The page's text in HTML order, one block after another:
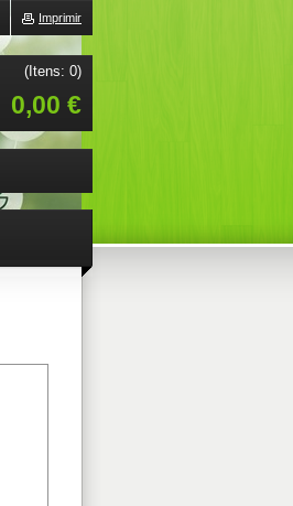
Imprimir
(Itens: 0)
0,00 €